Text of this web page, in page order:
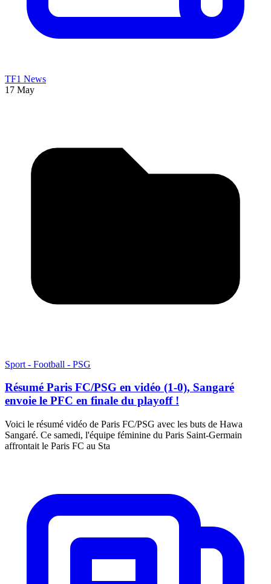
TF1 News
17 May
Sport - Football - PSG
Résumé Paris FC/PSG en vidéo (1-0), Sangaré
envoie le PFC en finale du playoff !
Voici le résumé vidéo de Paris FC/PSG avec les buts de Hawa
Sangaré. Ce samedi, l'équipe féminine du Paris Saint-Germain
affrontait le Paris FC au Sta